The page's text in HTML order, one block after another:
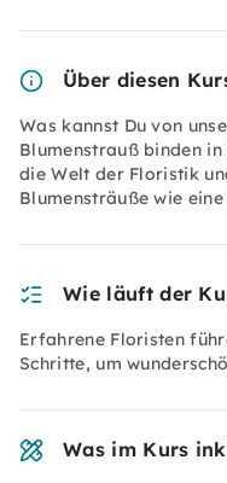
Über diesen
Was kannst Du von
Blumenstrauß binden
die Welt der Floristik
Blumensträuße wie
Wie läuft der
Erfahrene Floristen
Schritte, um
Was im Kurs